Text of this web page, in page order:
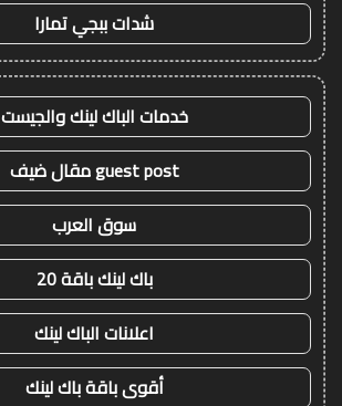
شدات ببجي تمارا
خدمات الباك لينك والجيست
guest post مقال ضيف
سوق العرب
باك لينك باقة 20
اعلانات الباك لينك
أقوى باقة باك لينك